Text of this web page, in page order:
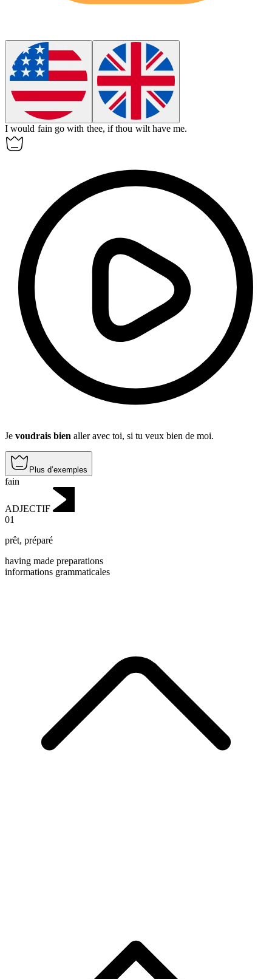
I would fain go with thee, if thou wilt have me.
Je voudrais bien aller avec toi, si tu veux bien de moi.
Plus d’exemples
fain
ADJECTIF
01
prêt, préparé
having made preparations
informations grammaticales